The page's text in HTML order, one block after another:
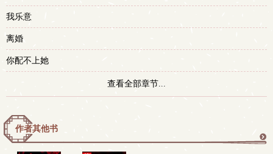
我乐意
离婚
你配不上她
查看全部章节...
作者其他书